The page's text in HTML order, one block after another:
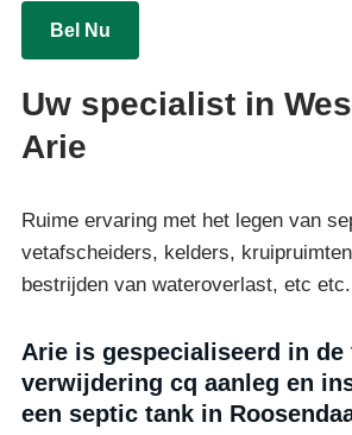
Bel Nu
Uw specialist in
Arie
Ruime ervaring met het legen van
vetafscheiders, kelders,
bestrijden van wateroverlast, etc etc.
Arie is gespecialiseerd in de
verwijdering cq aanleg en
een septic tank in